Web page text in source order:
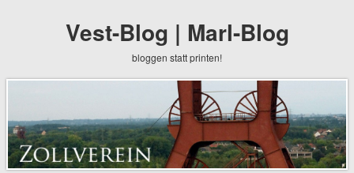
Vest-Blog | Marl-Blog
bloggen statt printen!